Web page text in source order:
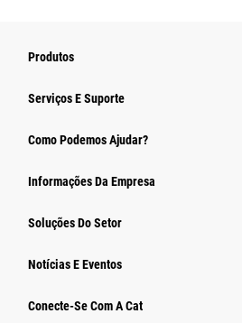
Produtos
Serviços E Suporte
Como Podemos Ajudar?
Informações Da Empresa
Soluções Do Setor
Notícias E Eventos
Conecte-Se Com A Cat